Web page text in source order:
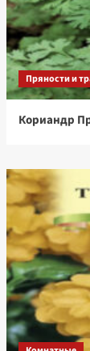
Пряности и
Кориандр